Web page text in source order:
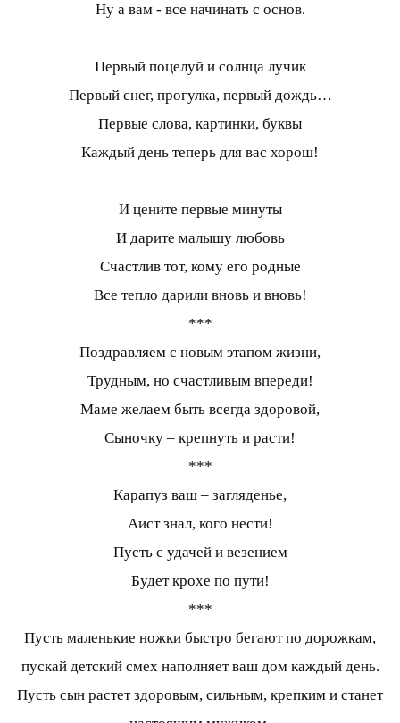
Ну а вам - все начинать с основ.
Первый поцелуй и солнца лучик
Первый снег, прогулка, первый дождь…
Первые слова, картинки, буквы
Каждый день теперь для вас хорош!
И цените первые минуты
И дарите малышу любовь
Счастлив тот, кому его родные
Все тепло дарили вновь и вновь!
***
Поздравляем с новым этапом жизни,
Трудным, но счастливым впереди!
Маме желаем быть всегда здоровой,
Сыночку – крепнуть и расти!
***
Карапуз ваш – загляденье,
Аист знал, кого нести!
Пусть с удачей и везением
Будет крохе по пути!
***
Пусть маленькие ножки быстро бегают по дорожкам,
пускай детский смех наполняет ваш дом каждый день.
Пусть сын растет здоровым, сильным, крепким и станет